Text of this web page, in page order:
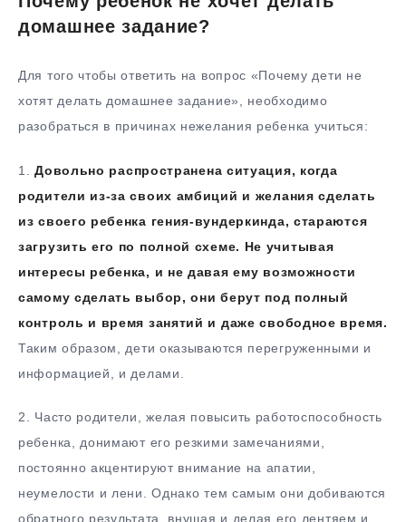
домашнее задание?
Для того чтобы ответить на вопрос «Почему дети не
хотят делать домашнее задание», необходимо
разобраться в причинах нежелания ребенка учиться:
1.​Довольно распространена ситуация, когда
родители из-за своих амбиций и желания сделать
из своего ребенка гения-вундеркинда, стараются
загрузить его по полной схеме. Не учитывая
интересы ребенка, и не давая ему возможности
самому сделать выбор, они берут под полный
контроль и время занятий и даже свободное время.
Таким образом, дети оказываются перегруженными и
информацией, и делами.
2.​ Часто родители, желая повысить работоспособность
ребенка, донимают его резкими замечаниями,
постоянно акцентируют внимание на апатии,
неумелости и лени. Однако тем самым они добиваются
обратного результата, внушая и делая его лентяем и